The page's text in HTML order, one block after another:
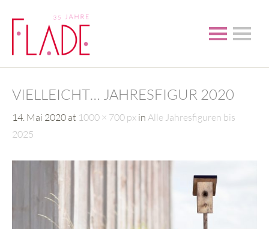
VIELLEICHT… JAHRESFIGUR 2020
14. Mai 2020 at 1000 × 700 px in Alle Jahresfiguren bis
2025